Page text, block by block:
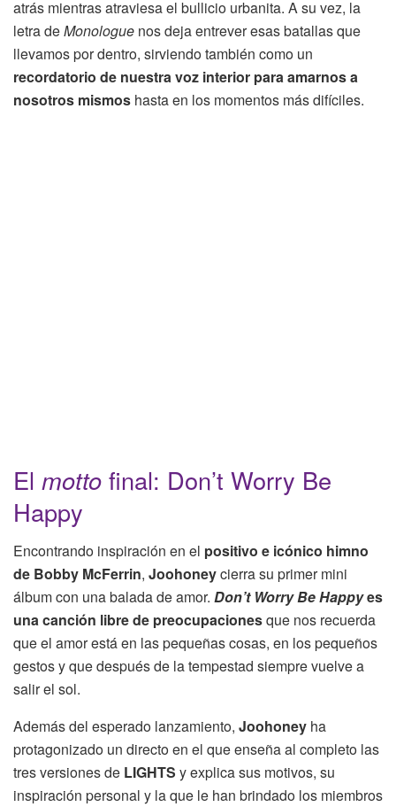
atrás mientras atraviesa el bullicio urbanita. A su vez, la
letra deMonologue nos deja entrever esas batallas que
llevamos por dentro, sirviendo también como un
recordatorio de nuestra voz interior para amarnos a
nosotros mismos hasta en los momentos más difíciles.
El motto final: Don’t Worry Be
Happy
Encontrando inspiración en el positivo e icónico himno
de Bobby McFerrin, Joohoneycierra su primer mini
álbum con una balada de amor. Don’t Worry Be Happyes
una canción libre de preocupacionesque nos recuerda
que el amor está en las pequeñas cosas, en los pequeños
gestos y que después de la tempestad siempre vuelve a
salir el sol.
Además del esperado lanzamiento, Joohoney ha
protagonizado un directo en el que enseña al completo las
tres versiones de LIGHTS y explica sus motivos, su
inspiración personal y la que le han brindado los miembros